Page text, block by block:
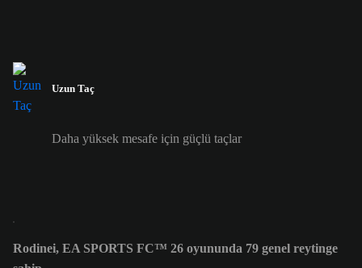
Uzun Taç
Daha yüksek mesafe için güçlü taçlar
Rodinei, EA SPORTS FC™ 26 oyununda 79 genel reytinge